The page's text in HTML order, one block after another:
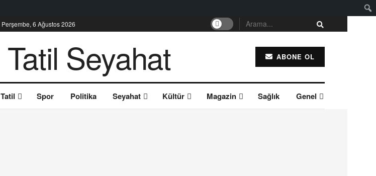
Perşembe, 6 Ağustos 2026
ABONE OL
Tatil Spor Politika Seyahat Kültür Magazin Sağlık Genel